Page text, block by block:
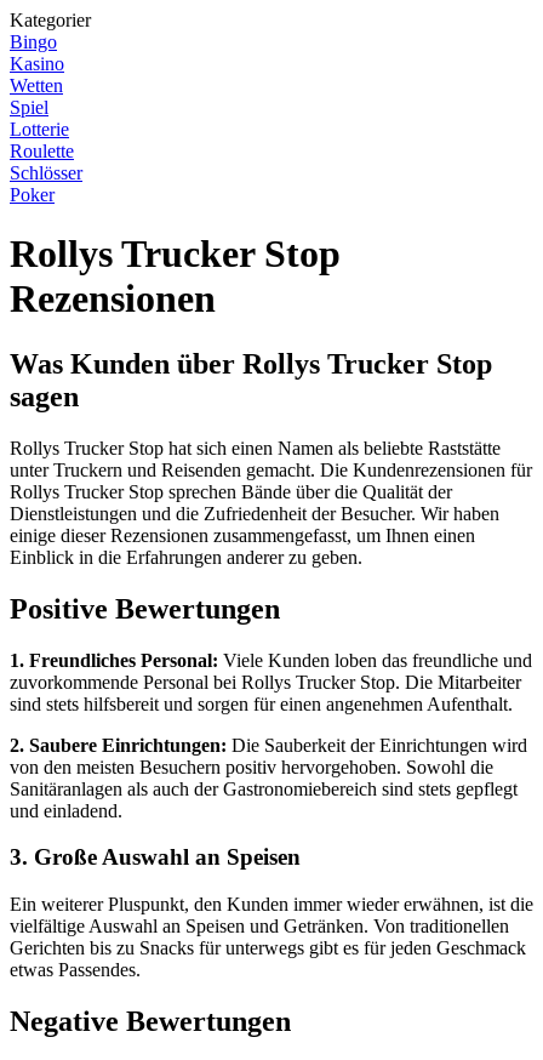
Kategorier
Bingo
Kasino
Wetten
Spiel
Lotterie
Roulette
Schlösser
Poker
Rollys Trucker Stop
Rezensionen
Was Kunden über Rollys Trucker Stop
sagen
Rollys Trucker Stop hat sich einen Namen als beliebte Raststätte
unter Truckern und Reisenden gemacht. Die Kundenrezensionen für
Rollys Trucker Stop sprechen Bände über die Qualität der
Dienstleistungen und die Zufriedenheit der Besucher. Wir haben
einige dieser Rezensionen zusammengefasst, um Ihnen einen
Einblick in die Erfahrungen anderer zu geben.
Positive Bewertungen
1. Freundliches Personal: Viele Kunden loben das freundliche und
zuvorkommende Personal bei Rollys Trucker Stop. Die Mitarbeiter
sind stets hilfsbereit und sorgen für einen angenehmen Aufenthalt.
2. Saubere Einrichtungen: Die Sauberkeit der Einrichtungen wird
von den meisten Besuchern positiv hervorgehoben. Sowohl die
Sanitäranlagen als auch der Gastronomiebereich sind stets gepflegt
und einladend.
3. Große Auswahl an Speisen
Ein weiterer Pluspunkt, den Kunden immer wieder erwähnen, ist die
vielfältige Auswahl an Speisen und Getränken. Von traditionellen
Gerichten bis zu Snacks für unterwegs gibt es für jeden Geschmack
etwas Passendes.
Negative Bewertungen